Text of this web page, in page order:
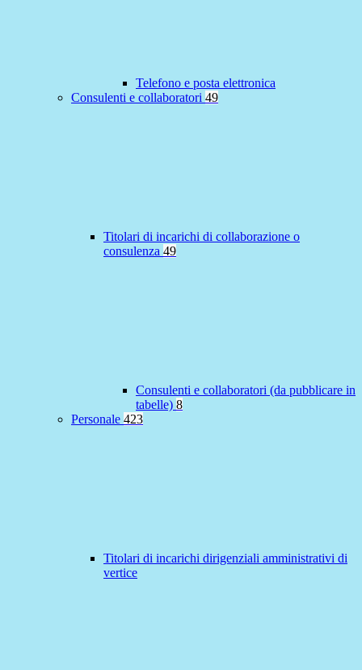
Telefono e posta elettronica
Consulenti e collaboratori 49
Titolari di incarichi di collaborazione o
consulenza 49
Consulenti e collaboratori (da pubblicare in
tabelle) 8
Personale 423
Titolari di incarichi dirigenziali amministrativi di
vertice